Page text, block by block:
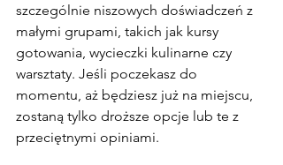
szczególnie niszowych doświadczeń z
małymi grupami, takich jak kursy
gotowania, wycieczki kulinarne czy
warsztaty. Jeśli poczekasz do
momentu, aż będziesz już na miejscu,
zostaną tylko droższe opcje lub te z
przeciętnymi opiniami.